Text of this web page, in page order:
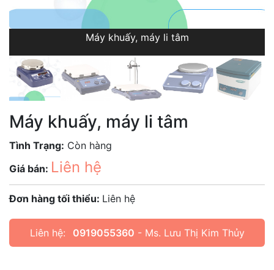
Máy khuấy, máy li tâm
Máy khuấy, máy li tâm
Tình Trạng: Còn hàng
Giá bán: Liên hệ
Đơn hàng tối thiểu: Liên hệ
Liên hệ: 0919055360 - Ms. Lưu Thị Kim Thủy